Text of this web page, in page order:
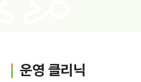
운영 클리닉